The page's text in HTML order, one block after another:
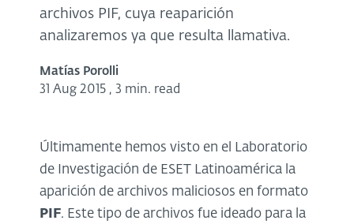
archivos PIF, cuya reaparición
analizaremos ya que resulta llamativa.
Matías Porolli
31 Aug 2015 , 3 min. read
Últimamente hemos visto en el Laboratorio
de Investigación de ESET Latinoamérica la
aparición de archivos maliciosos en formato
PIF. Este tipo de archivos fue ideado para la